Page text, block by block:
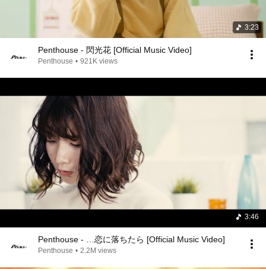
3:23
Penthouse - 閃光花 [Official Music Video]
Penthouse • 921K views
3:46
Penthouse - …恋に落ちたら [Official Music Video]
Penthouse • 2.2M views